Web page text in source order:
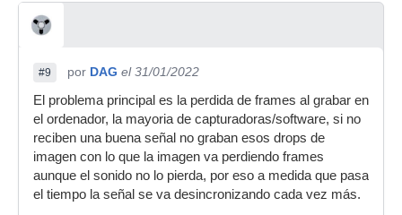
#9 por DAG el 31/01/2022
El problema principal es la perdida de frames al grabar en
el ordenador, la mayoria de capturadoras/software, si no
reciben una buena señal no graban esos drops de
imagen con lo que la imagen va perdiendo frames
aunque el sonido no lo pierda, por eso a medida que pasa
el tiempo la señal se va desincronizando cada vez más.